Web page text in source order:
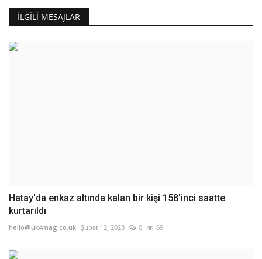
İLGILI MESAJLAR
Hatay'da enkaz altında kalan bir kişi 158'inci saatte
kurtarıldı
hello@uk4mag.co.uk Şubat 12, 2023 0 69